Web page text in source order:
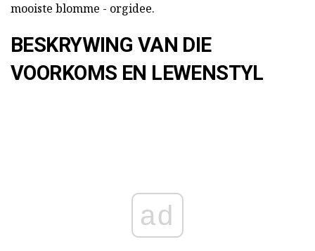
mooiste blomme - orgidee.
BESKRYWING VAN DIE
VOORKOMS EN LEWENSTYL
ad